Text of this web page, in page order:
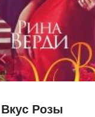
Вкус Розы